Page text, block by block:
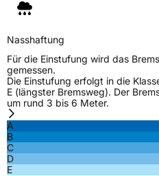
Nasshaftung
Für die Einstufung wird das
gemessen.
Die Einstufung erfolgt in die
E (längster Bremsweg). Der
um rund 3 bis 6 Meter.
A
B
C
D
E